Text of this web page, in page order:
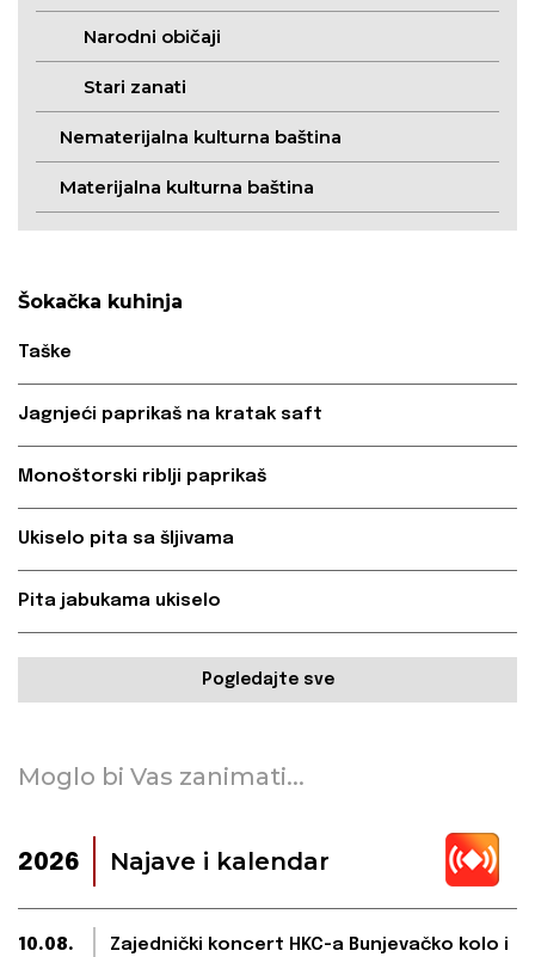
Narodni običaji
Stari zanati
Nematerijalna kulturna baština
Materijalna kulturna baština
Šokačka kuhinja
Taške
Jagnjeći paprikaš na kratak saft
Monoštorski riblji paprikaš
Ukiselo pita sa šljivama
Pita jabukama ukiselo
Pogledajte sve
Moglo bi Vas zanimati...
2026 Najave i kalendar
10.08.
Zajednički koncert HKC-a Bunjevačko kolo i